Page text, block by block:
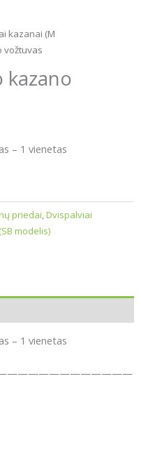
kazanai (M
vožtuvas
kazano
– 1 vienetas
priedai,Dvispalviai
modelis)
– 1 vienetas